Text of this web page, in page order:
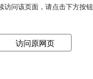
访问该页面，请点击下方按钮
访问原网页